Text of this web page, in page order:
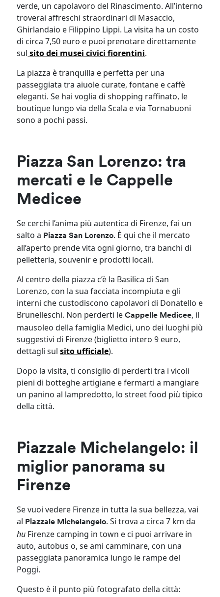
verde, un capolavoro del Rinascimento. All’interno
troverai affreschi straordinari di Masaccio,
Ghirlandaio e Filippino Lippi. La visita ha un costo
di circa 7,50 euro e puoi prenotare direttamente
sul sito dei musei civici fiorentini.
La piazza è tranquilla e perfetta per una
passeggiata tra aiuole curate, fontane e caffè
eleganti. Se hai voglia di shopping raffinato, le
boutique lungo via della Scala e via Tornabuoni
sono a pochi passi.
Piazza San Lorenzo: tra
mercati e le Cappelle
Medicee
Se cerchi l’anima più autentica di Firenze, fai un
salto a Piazza San Lorenzo. È qui che il mercato
all’aperto prende vita ogni giorno, tra banchi di
pelletteria, souvenir e prodotti locali.
Al centro della piazza c’è la Basilica di San
Lorenzo, con la sua facciata incompiuta e gli
interni che custodiscono capolavori di Donatello e
Brunelleschi. Non perderti leCappelle Medicee, il
mausoleo della famiglia Medici, uno dei luoghi più
suggestivi di Firenze (biglietto intero 9 euro,
dettagli sulsito ufficiale).
Dopo la visita, ti consiglio di perderti tra i vicoli
pieni di botteghe artigiane e fermarti a mangiare
un panino al lampredotto, lo street food più tipico
della città.
Piazzale Michelangelo: il
miglior panorama su
Firenze
Se vuoi vedere Firenze in tutta la sua bellezza, vai
al Piazzale Michelangelo. Si trova a circa 7 km da
hu Firenze camping in town e ci puoi arrivare in
auto, autobus o, se ami camminare, con una
passeggiata panoramica lungo le rampe del
Poggi.
Questo è il punto più fotografato della città: